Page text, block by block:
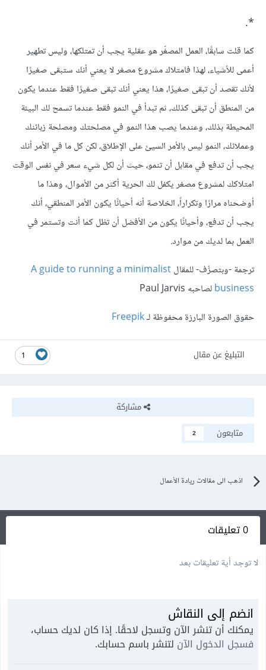
*.
كما قلت سابقًا، العمل المصغّر هو عقلية يجب أن تمتلكها، وليس تطهير
أعمى للأشياء، لهذا فامتلاك مشروع مصغر لا يعني أنك ستبقى صغيرًا
لأنك تقصد أن تبقى صغيرًا، هذا يعني أنك تبقى صغيرًا فقط عندما يكون
من المنطق أن تبقى كذلك، ثم تبدأ في النمو فقط عندما تسمح لك البيئة
المحيطة بذلك، وعندما يصب هذا النمو في مصلحتك ومصلحة زبائنك
وعملائك، النمو ليس بالأمر السيئ على الإطلاق، لكن كل ما في الأمر أنك
يجب أن تدفع في مقابل أن تنمو، حيث أن لكل شيء سعر في نفس الوقت
امتلاكك لمشروع مصغر يكفل لك الحرية أكثر من الأموال، وهذا ما
أوضحناه مرارًا وتكراراً، الخلاصة أنه أحيانًا يكون الأمر المنطقي، أنك
يجب أن تدفع، وأحيانًا يكون من الأفضل أن تظل كما أنت وتستمر في
العمل بما لديك من موارد.
ترجمة -وبتصرُّف- للمقالA guide to running a minimalist
businessلصاحبه Paul Jarvis
حقوق الصورة البارزة محفوظة لـFreepik
1 التبليغ عن مقال
مشاركة
متابعون
2
اذهب الى مقالات ريادة الأعمال
0 تعليقات
لا توجد أية تعليقات بعد
انضم إلى النقاش
يمكنك أن تنشر الآن وتسجل لاحقًا. إذا كان لديك حساب،
فسجل الدخول الآن لتنشر باسم حسابك.